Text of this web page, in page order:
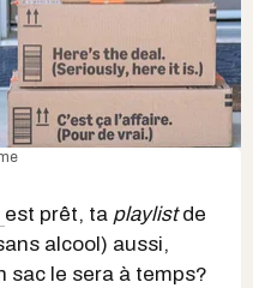
est prêt, ta playlistde
alcool) aussi,
sac le sera à temps?